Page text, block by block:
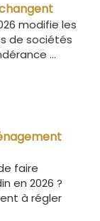
modifie les
de sociétés
...
faire
en 2026 ?
à régler